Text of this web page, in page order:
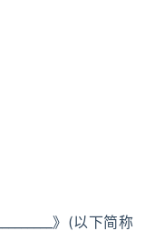
》(以下简称